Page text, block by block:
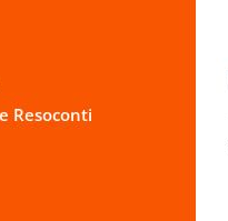
Resoconti